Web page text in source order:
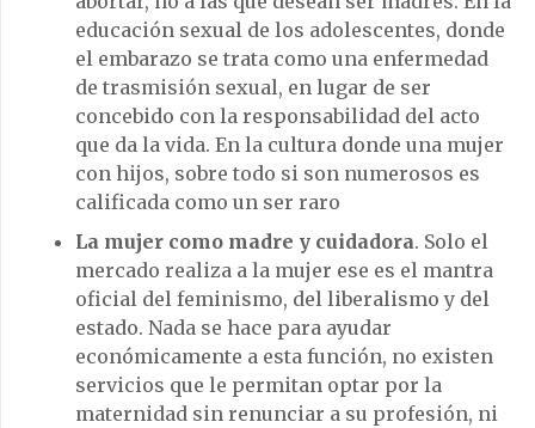
educación sexual de los adolescentes, donde
el embarazo se trata como una enfermedad
de trasmisión sexual, en lugar de ser
concebido con la responsabilidad del acto
que da la vida. En la cultura donde una mujer
con hijos, sobre todo si son numerosos es
calificada como un ser raro
La mujer como madre y cuidadora. Solo el
mercado realiza a la mujer ese es el mantra
oficial del feminismo, del liberalismo y del
estado. Nada se hace para ayudar
económicamente a esta función, no existen
servicios que le permitan optar por la
maternidad sin renunciar a su profesión, ni